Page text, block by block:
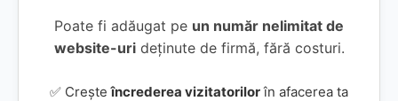
Poate fi adăugat pe un număr nelimitat de
website-urideținute de firmă, fără costuri.
✅ Creșteîncrederea vizitatorilorîn afacerea ta